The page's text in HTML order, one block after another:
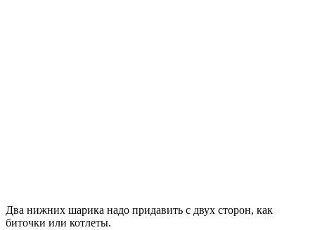
Два нижних шарика надо придавить с двух сторон, как
биточки или котлеты.